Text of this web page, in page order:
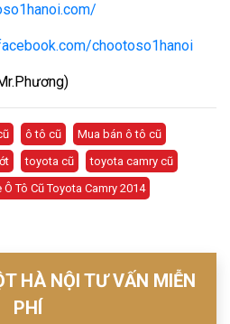
chootoso1hanoi
ô tô cũ
Mua bán ô tô cũ
toyota cũ
toyota camry cũ
Ô Tô Cũ Toyota Camry 2014
HÀ NỘI TƯ VẤN MIỄN
PHÍ